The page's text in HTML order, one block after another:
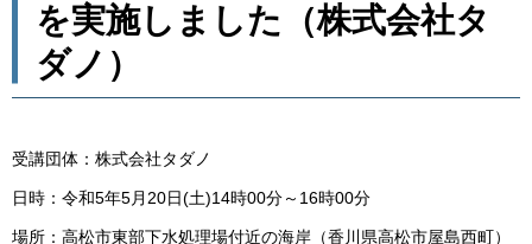
を実施しました（株式会社タ
ダノ）
受講団体：株式会社タダノ
日時：令和5年5月20日(土)14時00分～16時00分
場所：高松市東部下水処理場付近の海岸（香川県高松市屋島西町）